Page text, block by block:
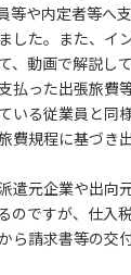
等や内定者等へ
した。また、イ
動画で解説して
払った出張旅費
いる従業員と同
費規程に基づき
遣元企業や出向
のですが、仕入
ら請求書等の交